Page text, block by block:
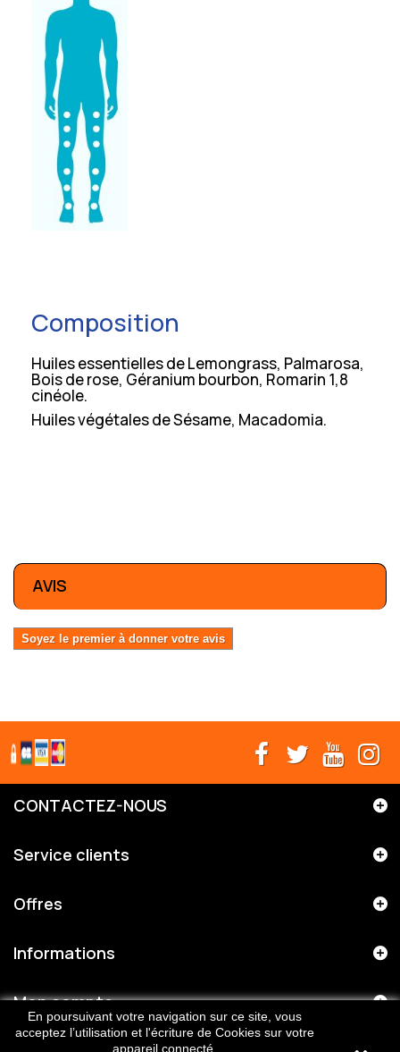
Composition
Huiles essentielles de Lemongrass, Palmarosa,
Bois de rose, Géranium bourbon, Romarin 1,8
cinéole.
Huiles végétales de Sésame, Macadomia.
AVIS
Soyez le premier à donner votre avis
CONTACTEZ-NOUS
Service clients
Offres
Informations
Mon compte
En poursuivant votre navigation sur ce site, vous
acceptez l’utilisation et l'écriture de Cookies sur votre
appareil connecté.